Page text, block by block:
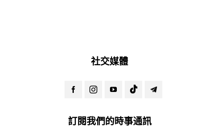
社交媒體
訂閱我們的時事通訊